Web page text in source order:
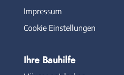
Impressum
Cookie Einstellungen
Ihre Bauhilfe